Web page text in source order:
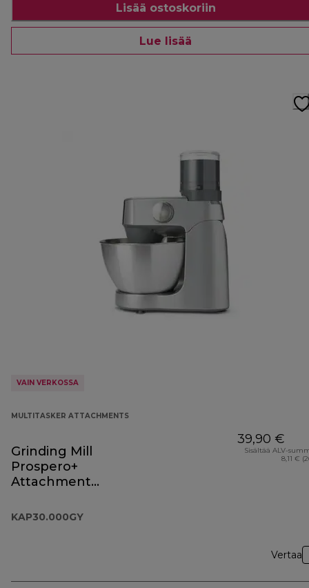
Lisää ostoskoriin
Lue lisää
VAIN VERKOSSA
MULTITASKER ATTACHMENTS
Grinding Mill
Prospero+
Attachment
KAP30.000GY
39,90 €
Sisältää ALV-
8,11 €
Vertaa